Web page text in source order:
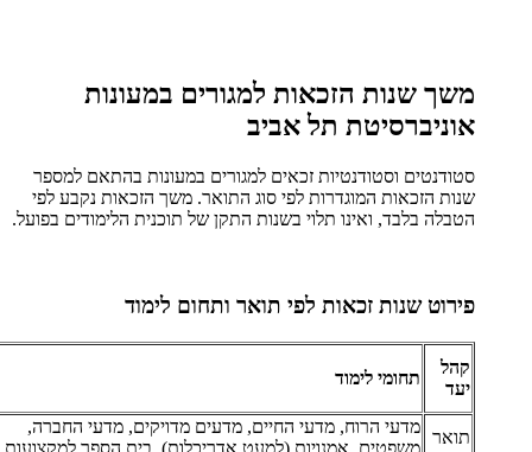
משך שנות הזכאות למגורים במעונות
אוניברסיטת תל אביב
סטודנטים וסטודנטיות זכאים למגורים במעונות בהתאם למספר
שנות הזכאות המוגדרות לפי סוג התואר. משך הזכאות נקבע לפי
הטבלה בלבד, ואינו תלוי בשנות התקן של תוכנית הלימודים בפועל.
פירוט שנות זכאות לפי תואר ותחום לימוד
קהל
יעד
תחומי לימוד
תואר
מדעי הרוח, מדעי החיים, מדעים מדויקים, מדעי החברה,
משפטים, אמנויות (למעט אדריכלות), בית הספר למקצועות